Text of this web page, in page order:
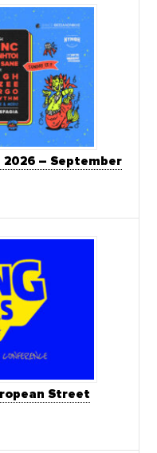
– September
Street